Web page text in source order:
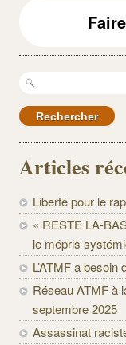
Rechercher :
Articles
Liberté pour le
« RESTE LA-
le mépris
L’ATMF a
Réseau ATMF à
septembre 2025
Assassinat